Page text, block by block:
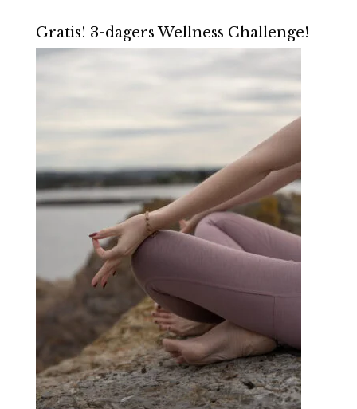
Gratis! 3-dagers Wellness Challenge!